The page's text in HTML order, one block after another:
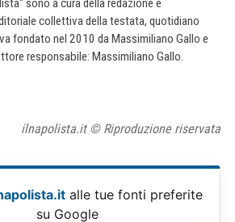
sono a cura della redazione e
collettiva della testata, quotidiano
fondato nel 2010 da Massimiliano Gallo e
responsabile: Massimiliano Gallo.
ilnapolista.it © Riproduzione riservata
alle tue fonti preferite
su Google